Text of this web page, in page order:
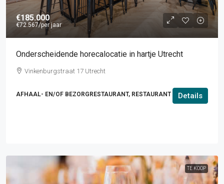
€185.000
€72.567/per jaar
Onderscheidende horecalocatie in hartje Utrecht
Vinkenburgstraat 17 Utrecht
AFHAAL- EN/OF BEZORGRESTAURANT, RESTAURANT Details
TE KOOP